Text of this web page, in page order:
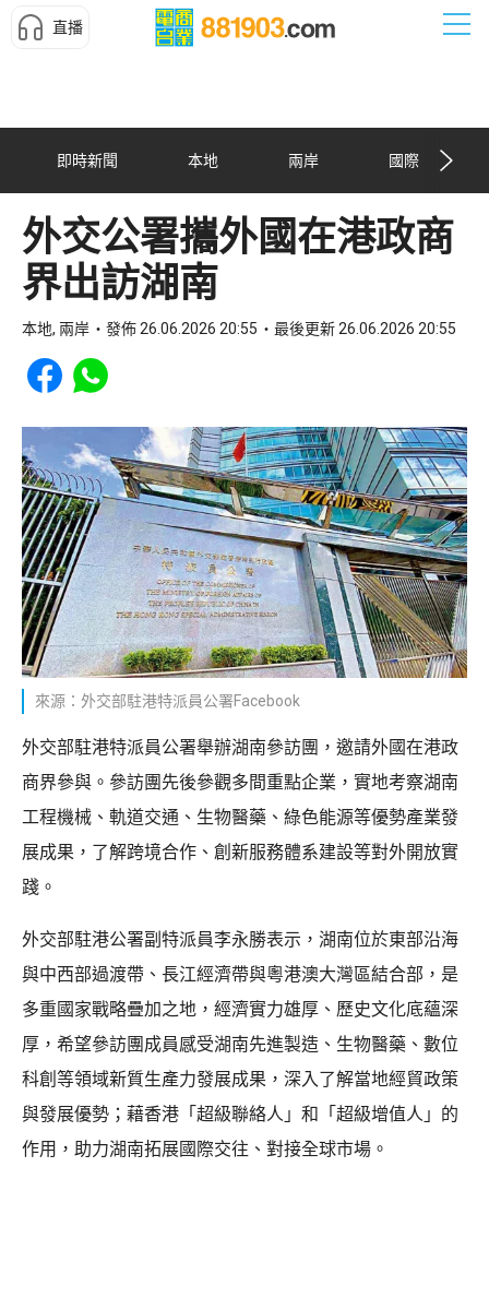
直播
即時新聞 本地 兩岸 國際
外交公署攜外國在港政商
界出訪湖南
本地, 兩岸 發佈 26.06.2026 20:55 最後更新 26.06.2026 20:55
Share to Facebook
Share to WhatsApp
來源：外交部駐港特派員公署Facebook
外交部駐港特派員公署舉辦湖南參訪團，邀請外國在港政
商界參與。參訪團先後參觀多間重點企業，實地考察湖南
工程機械、軌道交通、生物醫藥、綠色能源等優勢產業發
展成果，了解跨境合作、創新服務體系建設等對外開放實
踐。
外交部駐港公署副特派員李永勝表示，湖南位於東部沿海
與中西部過渡帶、長江經濟帶與粵港澳大灣區結合部，是
多重國家戰略疊加之地，經濟實力雄厚、歷史文化底蘊深
厚，希望參訪團成員感受湖南先進製造、生物醫藥、數位
科創等領域新質生產力發展成果，深入了解當地經貿政策
與發展優勢；藉香港「超級聯絡人」和「超級增值人」的
作用，助力湖南拓展國際交往、對接全球市場。